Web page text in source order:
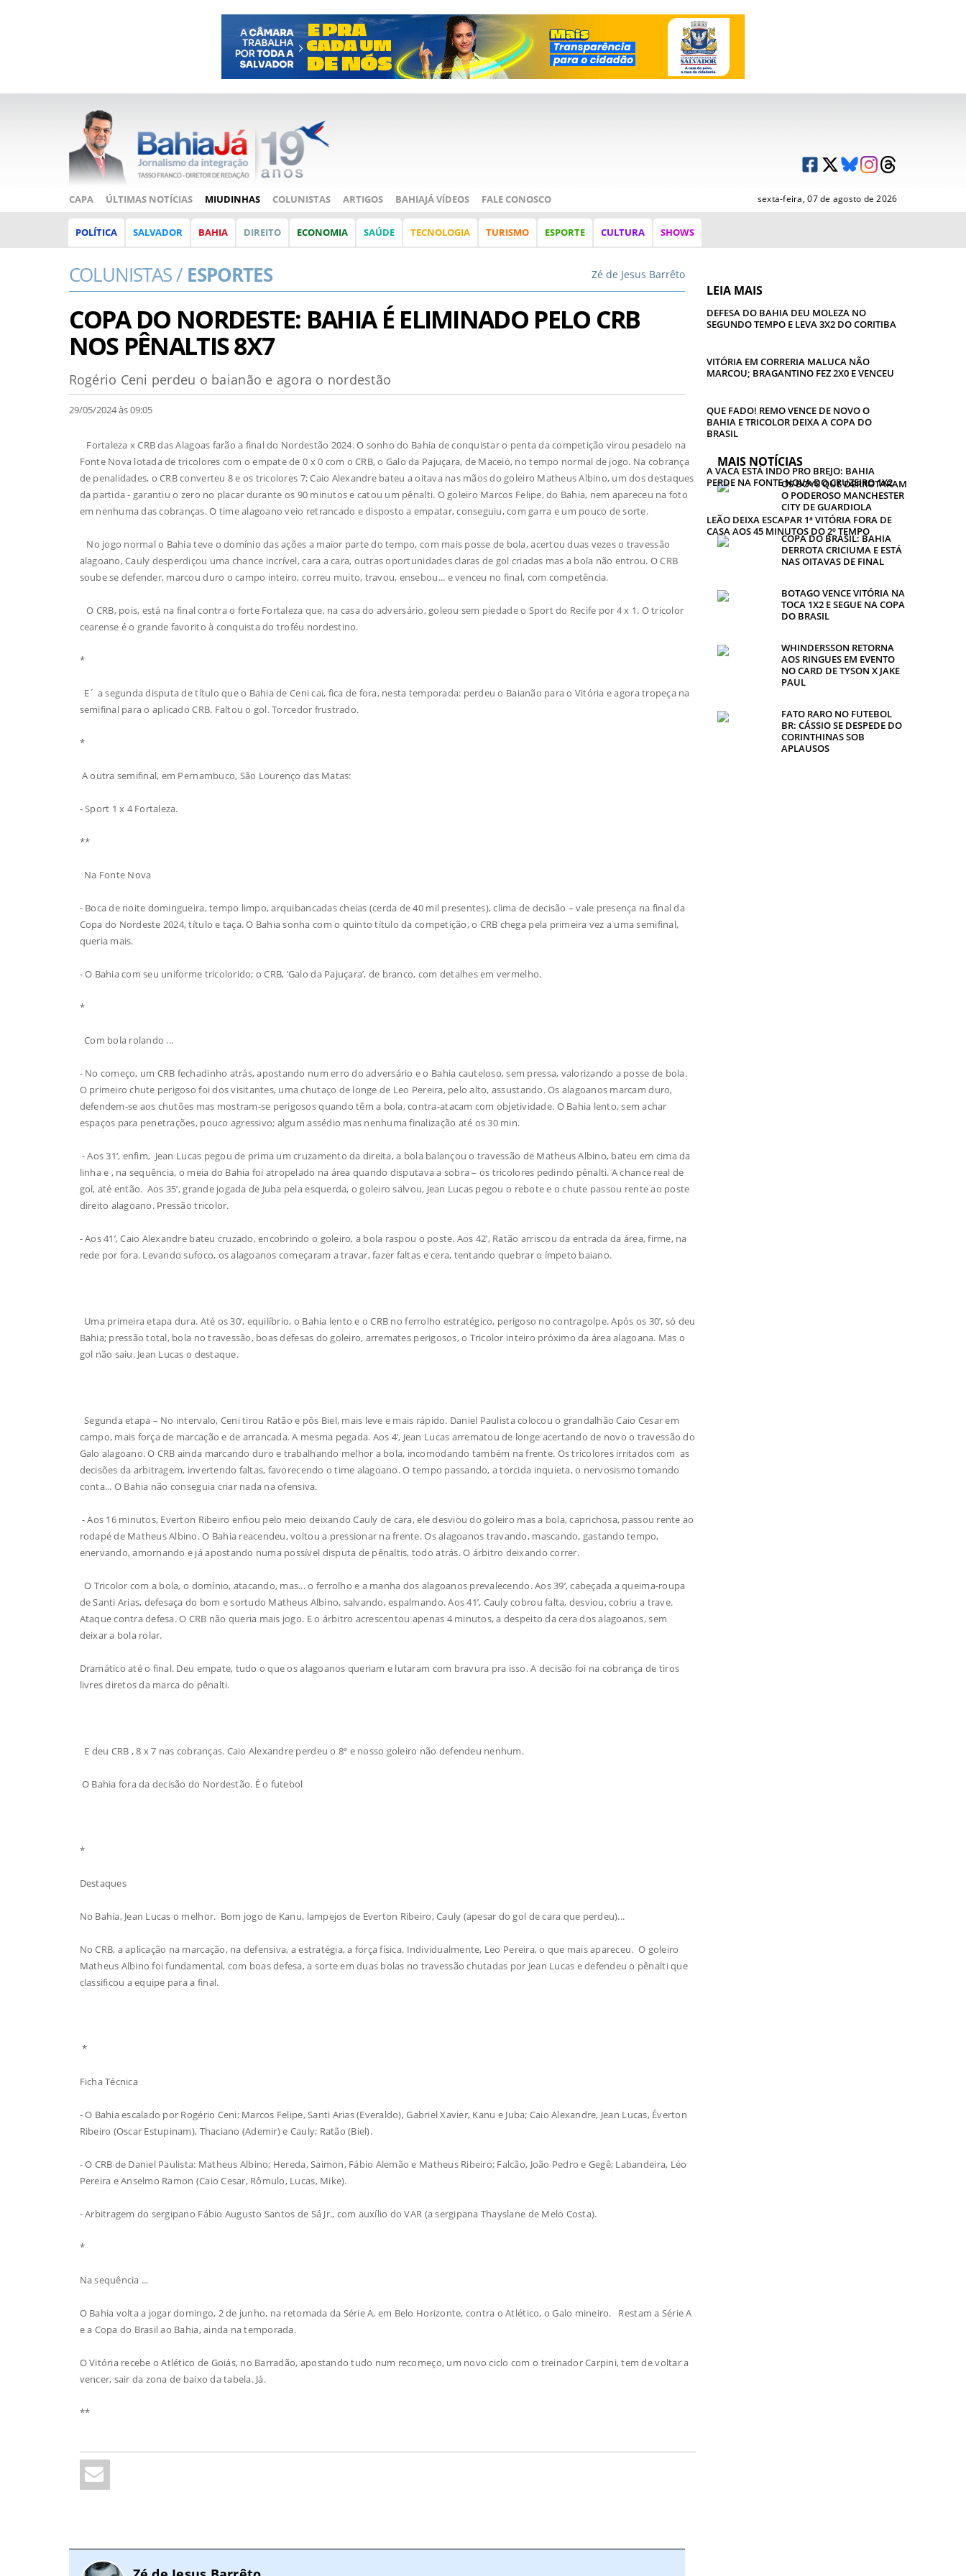
CAPA ÚLTIMAS NOTÍCIAS MIUDINHAS COLUNISTAS ARTIGOS BAHIAJÁ VÍDEOS FALE CONOSCO sexta-feira, 07 de agosto de 2026
POLÍTICA SALVADOR BAHIA DIREITO ECONOMIA SAÚDE TECNOLOGIA TURISMO ESPORTE CULTURA SHOWS
COLUNISTAS / ESPORTES Zé de Jesus Barrêto
COPA DO NORDESTE: BAHIA É ELIMINADO PELO CRB
NOS PÊNALTIS 8X7
Rogério Ceni perdeu o baianão e agora o nordestão
29/05/2024 às 09:05
Fortaleza x CRB das Alagoas farão a final do Nordestão 2024. O sonho do Bahia de conquistar o penta da competição virou pesadelo na
Fonte Nova lotada de tricolores com o empate de 0 x 0 com o CRB, o Galo da Pajuçara, de Maceió, no tempo normal de jogo. Na cobrança
de penalidades, o CRB converteu 8 e os tricolores 7; Caio Alexandre bateu a oitava nas mãos do goleiro Matheus Albino, um dos destaques
da partida - garantiu o zero no placar durante os 90 minutos e catou um pênalti. O goleiro Marcos Felipe, do Bahia, nem apareceu na foto
em nenhuma das cobranças. O time alagoano veio retrancado e disposto a empatar, conseguiu, com garra e um pouco de sorte.
No jogo normal o Bahia teve o domínio das ações a maior parte do tempo, com mais posse de bola, acertou duas vezes o travessão
alagoano, Cauly desperdiçou uma chance incrível, cara a cara, outras oportunidades claras de gol criadas mas a bola não entrou. O CRB
soube se defender, marcou duro o campo inteiro, correu muito, travou, ensebou... e venceu no final, com competência.
O CRB, pois, está na final contra o forte Fortaleza que, na casa do adversário, goleou sem piedade o Sport do Recife por 4 x 1. O tricolor
cearense é o grande favorito à conquista do troféu nordestino.
*
E´ a segunda disputa de título que o Bahia de Ceni cai, fica de fora, nesta temporada: perdeu o Baianão para o Vitória e agora tropeça na
semifinal para o aplicado CRB. Faltou o gol. Torcedor frustrado.
*
A outra semifinal, em Pernambuco, São Lourenço das Matas:
- Sport 1 x 4 Fortaleza.
**
Na Fonte Nova
- Boca de noite domingueira, tempo limpo, arquibancadas cheias (cerda de 40 mil presentes), clima de decisão – vale presença na final da
Copa do Nordeste 2024, título e taça. O Bahia sonha com o quinto título da competição, o CRB chega pela primeira vez a uma semifinal,
queria mais.
- O Bahia com seu uniforme tricolorido; o CRB, ‘Galo da Pajuçara’, de branco, com detalhes em vermelho.
*
Com bola rolando ...
- No começo, um CRB fechadinho atrás, apostando num erro do adversário e o Bahia cauteloso, sem pressa, valorizando a posse de bola.
O primeiro chute perigoso foi dos visitantes, uma chutaço de longe de Leo Pereira, pelo alto, assustando. Os alagoanos marcam duro,
defendem-se aos chutões mas mostram-se perigosos quando têm a bola, contra-atacam com objetividade. O Bahia lento, sem achar
espaços para penetrações, pouco agressivo; algum assédio mas nenhuma finalização até os 30 min.
- Aos 31’, enfim, Jean Lucas pegou de prima um cruzamento da direita, a bola balançou o travessão de Matheus Albino, bateu em cima da
linha e , na sequência, o meia do Bahia foi atropelado na área quando disputava a sobra – os tricolores pedindo pênalti. A chance real de
gol, até então. Aos 35’, grande jogada de Juba pela esquerda, o goleiro salvou, Jean Lucas pegou o rebote e o chute passou rente ao poste
direito alagoano. Pressão tricolor.
- Aos 41’, Caio Alexandre bateu cruzado, encobrindo o goleiro, a bola raspou o poste. Aos 42’, Ratão arriscou da entrada da área, firme, na
rede por fora. Levando sufoco, os alagoanos começaram a travar, fazer faltas e cera, tentando quebrar o ímpeto baiano.
Uma primeira etapa dura. Até os 30’, equilíbrio, o Bahia lento e o CRB no ferrolho estratégico, perigoso no contragolpe. Após os 30’, só deu
Bahia; pressão total, bola no travessão, boas defesas do goleiro, arremates perigosos, o Tricolor inteiro próximo da área alagoana. Mas o
gol não saiu. Jean Lucas o destaque.
Segunda etapa – No intervalo, Ceni tirou Ratão e pôs Biel, mais leve e mais rápido. Daniel Paulista colocou o grandalhão Caio Cesar em
campo, mais força de marcação e de arrancada. A mesma pegada. Aos 4’, Jean Lucas arrematou de longe acertando de novo o travessão do
Galo alagoano. O CRB ainda marcando duro e trabalhando melhor a bola, incomodando também na frente. Os tricolores irritados com as
decisões da arbitragem, invertendo faltas, favorecendo o time alagoano. O tempo passando, a torcida inquieta, o nervosismo tomando
conta... O Bahia não conseguia criar nada na ofensiva.
- Aos 16 minutos, Everton Ribeiro enfiou pelo meio deixando Cauly de cara, ele desviou do goleiro mas a bola, caprichosa, passou rente ao
rodapé de Matheus Albino. O Bahia reacendeu, voltou a pressionar na frente. Os alagoanos travando, mascando, gastando tempo,
enervando, amornando e já apostando numa possível disputa de pênaltis, todo atrás. O árbitro deixando correr.
O Tricolor com a bola, o domínio, atacando, mas... o ferrolho e a manha dos alagoanos prevalecendo. Aos 39’, cabeçada a queima-roupa
de Santi Arias, defesaça do bom e sortudo Matheus Albino, salvando, espalmando. Aos 41’, Cauly cobrou falta, desviou, cobriu a trave.
Ataque contra defesa. O CRB não queria mais jogo. E o árbitro acrescentou apenas 4 minutos, a despeito da cera dos alagoanos, sem
deixar a bola rolar.
Dramático até o final. Deu empate, tudo o que os alagoanos queriam e lutaram com bravura pra isso. A decisão foi na cobrança de tiros
livres diretos da marca do pênalti.
E deu CRB , 8 x 7 nas cobranças. Caio Alexandre perdeu o 8º e nosso goleiro não defendeu nenhum.
O Bahia fora da decisão do Nordestão. É o futebol
*
Destaques
No Bahia, Jean Lucas o melhor. Bom jogo de Kanu, lampejos de Everton Ribeiro, Cauly (apesar do gol de cara que perdeu)...
No CRB, a aplicação na marcação, na defensiva, a estratégia, a força física. Individualmente, Leo Pereira, o que mais apareceu. O goleiro
Matheus Albino foi fundamental, com boas defesa, a sorte em duas bolas no travessão chutadas por Jean Lucas e defendeu o pênalti que
classificou a equipe para a final.
*
Ficha Técnica
- O Bahia escalado por Rogério Ceni: Marcos Felipe, Santi Arias (Everaldo), Gabriel Xavier, Kanu e Juba; Caio Alexandre, Jean Lucas, Éverton
Ribeiro (Oscar Estupinam), Thaciano (Ademir) e Cauly; Ratão (Biel).
- O CRB de Daniel Paulista: Matheus Albino; Hereda, Saimon, Fábio Alemão e Matheus Ribeiro; Falcão, João Pedro e Gegê; Labandeira, Léo
Pereira e Anselmo Ramon (Caio Cesar, Rômulo, Lucas, Mike).
- Arbitragem do sergipano Fábio Augusto Santos de Sá Jr., com auxílio do VAR (a sergipana Thayslane de Melo Costa).
*
Na sequência ...
O Bahia volta a jogar domingo, 2 de junho, na retomada da Série A, em Belo Horizonte, contra o Atlético, o Galo mineiro. Restam a Série A
e a Copa do Brasil ao Bahia, ainda na temporada.
O Vitória recebe o Atlético de Goiás, no Barradão, apostando tudo num recomeço, um novo ciclo com o treinador Carpini, tem de voltar a
vencer, sair da zona de baixo da tabela. Já.
**
MAIS NOTÍCIAS
OS BOYS QUE DERROTARAM
O PODEROSO MANCHESTER
CITY DE GUARDIOLA
COPA DO BRASIL: BAHIA
DERROTA CRICIUMA E ESTÁ
NAS OITAVAS DE FINAL
BOTAGO VENCE VITÓRIA NA
TOCA 1X2 E SEGUE NA COPA
DO BRASIL
WHINDERSSON RETORNA
AOS RINGUES EM EVENTO
NO CARD DE TYSON X JAKE
PAUL
FATO RARO NO FUTEBOL
BR: CÁSSIO SE DESPEDE DO
CORINTHINAS SOB
APLAUSOS
LEIA MAIS
DEFESA DO BAHIA DEU MOLEZA NO
SEGUNDO TEMPO E LEVA 3X2 DO CORITIBA
VITÓRIA EM CORRERIA MALUCA NÃO
MARCOU; BRAGANTINO FEZ 2X0 E VENCEU
QUE FADO! REMO VENCE DE NOVO O
BAHIA E TRICOLOR DEIXA A COPA DO
BRASIL
A VACA ESTÁ INDO PRO BREJO: BAHIA
PERDE NA FONTE NOVA DO CRUZEIRO 1X2
LEÃO DEIXA ESCAPAR 1ª VITÓRIA FORA DE
CASA AOS 45 MINUTOS DO 2º TEMPO